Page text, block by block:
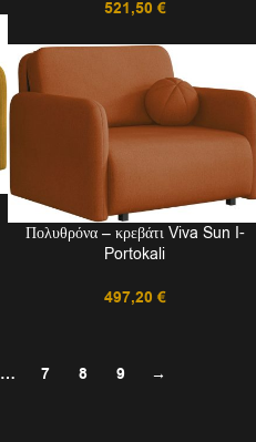
521,50 €
Πολυθρόνα – κρεβάτι Viva Sun I-
Portokali
497,20 €
… 7 8 9 →